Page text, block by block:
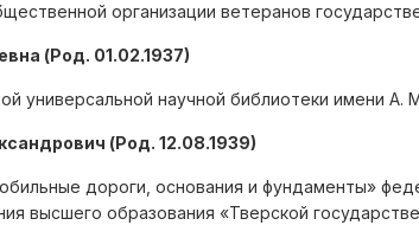
организации ветеранов
(Род. 01.02.1937)
универсальной научной библиотеки имени А.
(Род. 12.08.1939)
дороги, основания и фундаменты»
высшего образования «Тверской